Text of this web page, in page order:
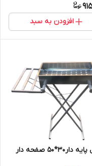
افزودن به سبد
صفحه دار